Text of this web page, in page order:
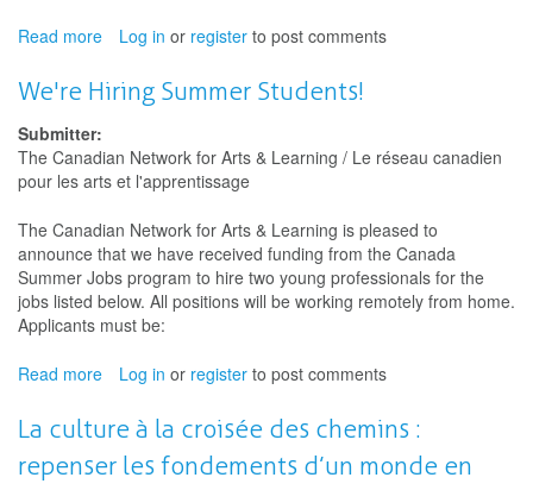
Read more about
recrutons
des
pour
l'été
Log in or register to post comments
We're Hiring Summer Students!
Submitter:
The Canadian Network for Arts & Learning / Le réseau canadien
pour les arts et l'apprentissage
The Canadian Network for Arts & Learning is pleased to
announce that we have received funding from the Canada
Summer Jobs program to hire two young professionals for the
jobs listed below. All positions will be working remotely from home.
Applicants must be:
Read more about
Hiring
Summer
Students!
Log in or register to post comments
La culture à la croisée des chemins :
repenser les fondements d’un monde en